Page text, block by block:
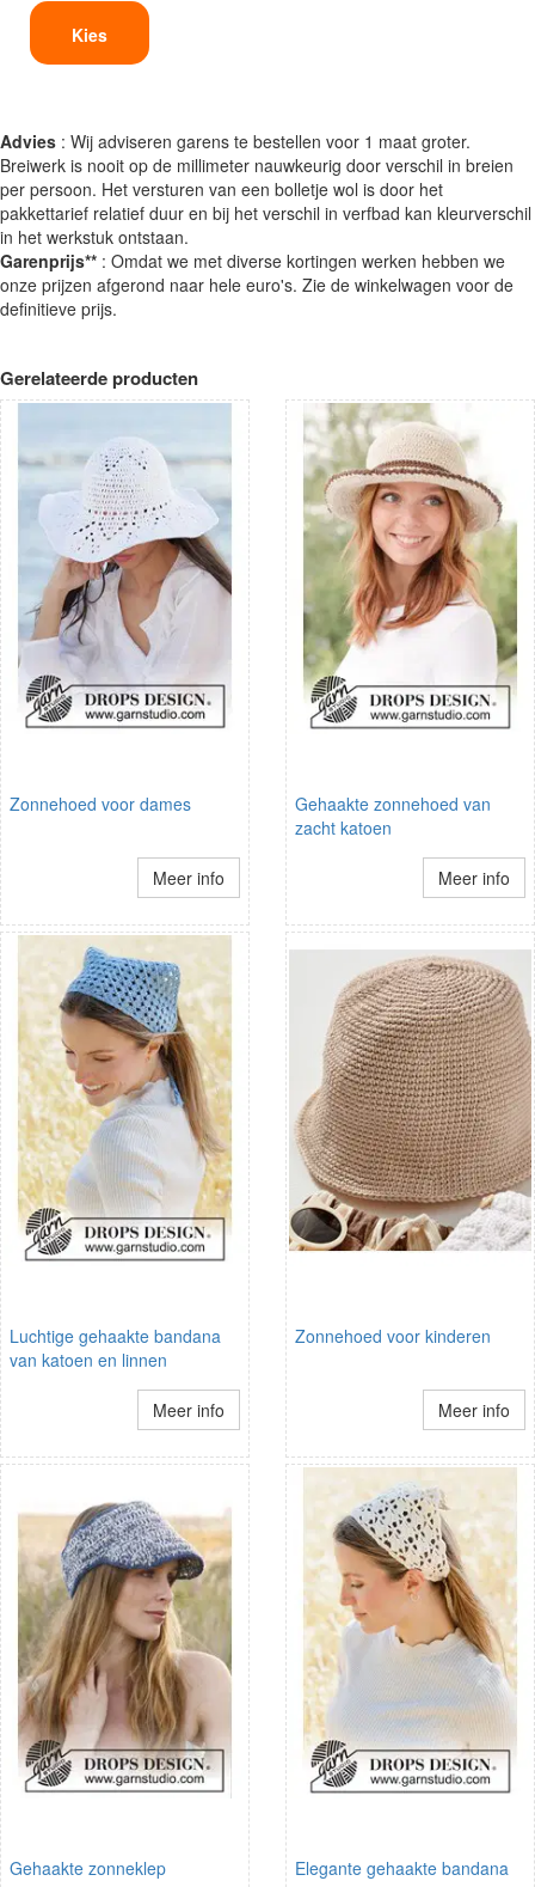
Kies
Advies : Wij adviseren garens te bestellen voor 1 maat groter.
Breiwerk is nooit op de millimeter nauwkeurig door verschil in breien
per persoon. Het versturen van een bolletje wol is door het
pakkettarief relatief duur en bij het verschil in verfbad kan kleurverschil
in het werkstuk ontstaan.
Garenprijs** : Omdat we met diverse kortingen werken hebben we
onze prijzen afgerond naar hele euro's. Zie de winkelwagen voor de
definitieve prijs.
Gerelateerde producten
Zonnehoed voor dames
Meer info
Gehaakte zonnehoed van
zacht katoen
Meer info
Luchtige gehaakte bandana
van katoen en linnen
Meer info
Zonnehoed voor kinderen
Meer info
Gehaakte zonneklep
Elegante gehaakte bandana